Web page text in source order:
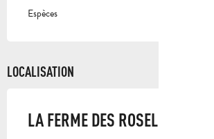
Espèces
LOCALISATION
LA FERME DES ROSELIÈRES